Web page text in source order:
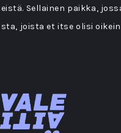
Sellainen paikka,
joista et itse olisi oikein